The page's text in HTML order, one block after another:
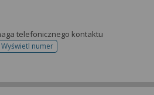
telefonicznego kontaktu
Wyświetl numertelefonu do rejestracji